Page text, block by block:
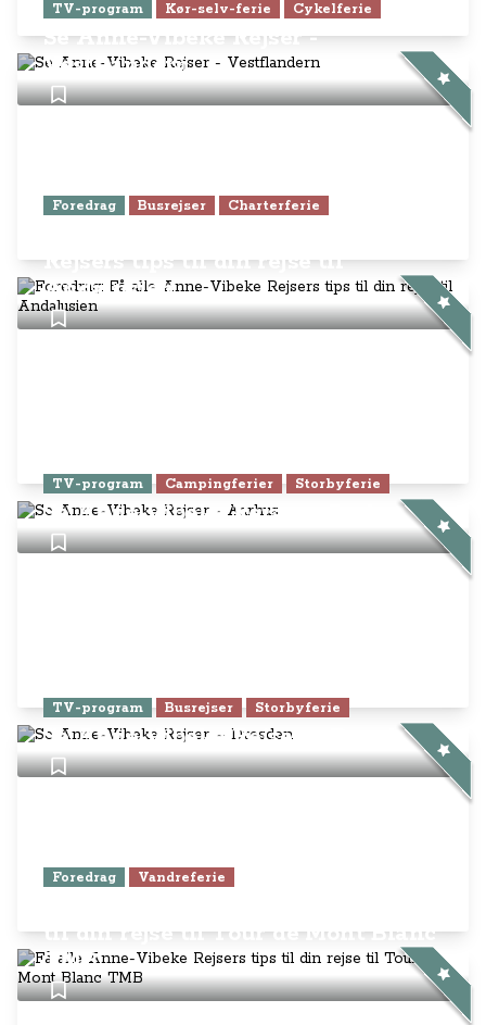
TV-program Kør-selv-ferie Cykelferie
Se Anne-Vibeke Rejser -
Vestflandern
Foredrag Busrejser Charterferie
Rejsers tips til din rejse til
Andalusien
TV-program Campingferier Storbyferie
Se Anne-Vibeke Rejser - Aarhus
TV-program Busrejser Storbyferie
Se Anne-Vibeke Rejser – Dresden
Foredrag Vandreferie
til din rejse til Tour de Mont Blanc
TMB